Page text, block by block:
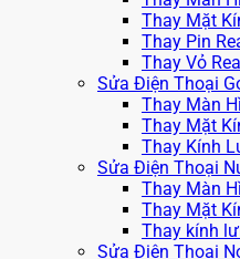
Thay Mặt
Thay Pin
Thay Vỏ
Sửa Điện Thoại
Thay Màn
Thay Mặt
Thay Kính
Sửa Điện Thoại
Thay Màn
Thay Mặt
Thay kính
Sửa Điện Thoại